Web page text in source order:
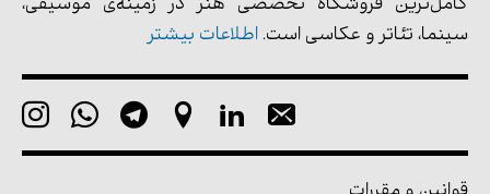
کامل‌ترین فروشگاه تخصصی هنر در زمینه‌ی موسیقی،
سینما، تئاتر و عکاسی است. اطلاعات بیشتر